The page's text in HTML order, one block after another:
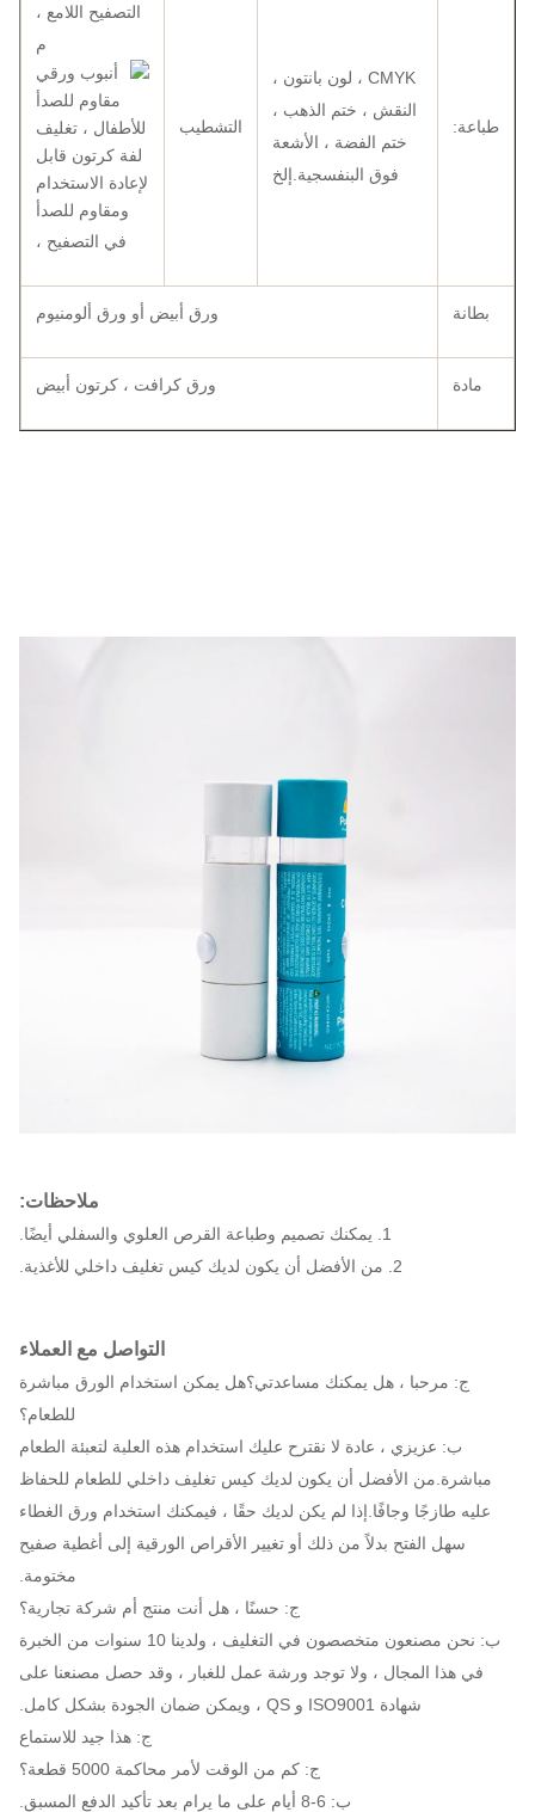
طباعة:
CMYK ، لون بانتون ،
النقش ، ختم الذهب ،
ختم الفضة ، الأشعة
فوق البنفسجية.إلخ
التشطيب
التصفيح اللامع ،
م
في التصفيح ،
بطانة ورق أبيض أو ورق ألومنيوم
مادة ورق كرافت ، كرتون أبيض
ملاحظات:
1. يمكنك تصميم وطباعة القرص العلوي والسفلي أيضًا.
2. من الأفضل أن يكون لديك كيس تغليف داخلي للأغذية.
التواصل مع العملاء
ج: مرحبا ، هل يمكنك مساعدتي؟هل يمكن استخدام الورق مباشرة
للطعام؟
ب: عزيزي ، عادة لا نقترح عليك استخدام هذه العلبة لتعبئة الطعام
مباشرة.من الأفضل أن يكون لديك كيس تغليف داخلي للطعام للحفاظ
عليه طازجًا وجافًا.إذا لم يكن لديك حقًا ، فيمكنك استخدام ورق الغطاء
سهل الفتح بدلاً من ذلك أو تغيير الأقراص الورقية إلى أغطية صفيح
مختومة.
ج: حسنًا ، هل أنت منتج أم شركة تجارية؟
ب: نحن مصنعون متخصصون في التغليف ، ولدينا 10 سنوات من الخبرة
في هذا المجال ، ولا توجد ورشة عمل للغبار ، وقد حصل مصنعنا على
شهادة ISO9001 و QS ، ويمكن ضمان الجودة بشكل كامل.
ج: هذا جيد للاستماع
ج: كم من الوقت لأمر محاكمة 5000 قطعة؟
ب: 6-8 أيام على ما يرام بعد تأكيد الدفع المسبق.